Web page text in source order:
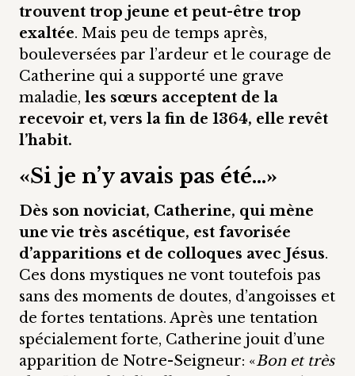
trouvent trop jeune et peut-être trop
exaltée. Mais peu de temps après,
bouleversées par l’ardeur et le courage de
Catherine qui a supporté une grave
maladie, les sœurs acceptent de la
recevoir et, vers la fin de 1364, elle revêt
l’habit.
«Si je n’y avais pas été…»
Dès son noviciat, Catherine, qui mène
une vie très ascétique, est favorisée
d’apparitions et de colloques avec Jésus.
Ces dons mystiques ne vont toutefois pas
sans des moments de doutes, d’angoisses et
de fortes tentations. Après une tentation
spécialement forte, Catherine jouit d’une
apparition de Notre-Seigneur: «Bon et très